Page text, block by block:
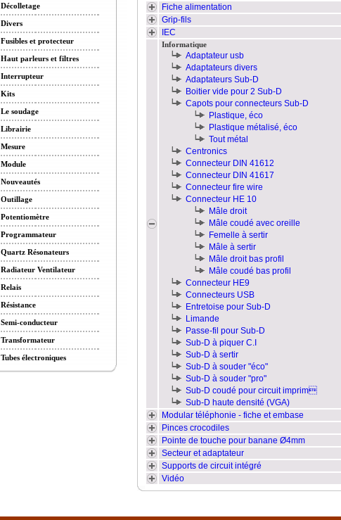
Décolletage
Divers
Fusibles et protecteur
Haut parleurs et filtres
Interrupteur
Kits
Le soudage
Librairie
Mesure
Module
Nouveautés
Outillage
Potentiomètre
Programmateur
Quartz Résonateurs
Radiateur Ventilateur
Relais
Résistance
Semi-conducteur
Transformateur
Tubes électroniques
Fiche alimentation
Grip-fils
IEC
Informatique
Adaptateur usb
Adaptateurs divers
Adaptateurs Sub-D
Boitier vide pour 2 Sub-D
Capots pour connecteurs Sub-D
Plastique, éco
Plastique métalisé, éco
Tout métal
Centronics
Connecteur DIN 41612
Connecteur DIN 41617
Connecteur fire wire
Connecteur HE 10
Mâle droit
Mâle coudé avec oreille
Femelle à sertir
Mâle à sertir
Mâle droit bas profil
Mâle coudé bas profil
Connecteur HE9
Connecteurs USB
Entretoise pour Sub-D
Limande
Passe-fil pour Sub-D
Sub-D à piquer C.I
Sub-D à sertir
Sub-D à souder "éco"
Sub-D à souder "pro"
Sub-D coudé pour circuit imprim
Sub-D haute densité (VGA)
Modular téléphonie - fiche et embase
Pinces crocodiles
Pointe de touche pour banane Ø4mm
Secteur et adaptateur
Supports de circuit intégré
Vidéo